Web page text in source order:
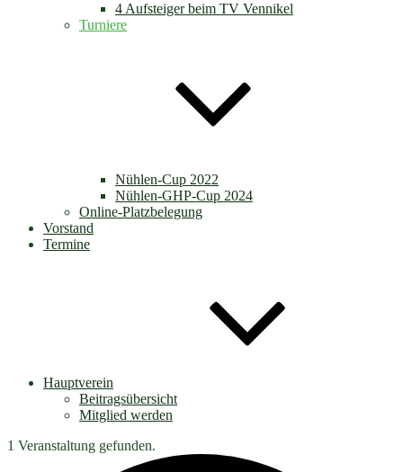
4 Aufsteiger beim TV Vennikel
Turniere
Nühlen-Cup 2022
Nühlen-GHP-Cup 2024
Online-Platzbelegung
Vorstand
Termine
Hauptverein
Beitragsübersicht
Mitglied werden
1 Veranstaltung gefunden.